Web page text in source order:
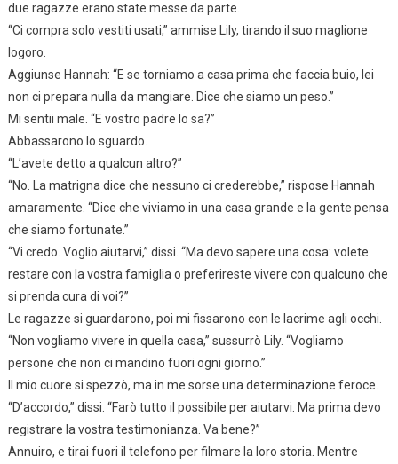
due ragazze erano state messe da parte.
“Ci compra solo vestiti usati,” ammise Lily, tirando il suo maglione
logoro.
Aggiunse Hannah: “E se torniamo a casa prima che faccia buio, lei
non ci prepara nulla da mangiare. Dice che siamo un peso.”
Mi sentii male. “E vostro padre lo sa?”
Abbassarono lo sguardo.
“L’avete detto a qualcun altro?”
“No. La matrigna dice che nessuno ci crederebbe,” rispose Hannah
amaramente. “Dice che viviamo in una casa grande e la gente pensa
che siamo fortunate.”
“Vi credo. Voglio aiutarvi,” dissi. “Ma devo sapere una cosa: volete
restare con la vostra famiglia o preferireste vivere con qualcuno che
si prenda cura di voi?”
Le ragazze si guardarono, poi mi fissarono con le lacrime agli occhi.
“Non vogliamo vivere in quella casa,” sussurrò Lily. “Vogliamo
persone che non ci mandino fuori ogni giorno.”
Il mio cuore si spezzò, ma in me sorse una determinazione feroce.
“D’accordo,” dissi. “Farò tutto il possibile per aiutarvi. Ma prima devo
registrare la vostra testimonianza. Va bene?”
Annuiro, e tirai fuori il telefono per filmare la loro storia. Mentre